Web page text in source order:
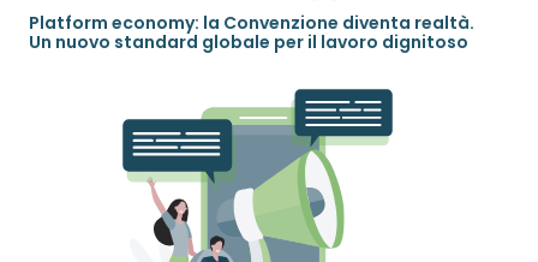
Platform economy: la Convenzione diventa realtà.
Un nuovo standard globale per il lavoro dignitoso